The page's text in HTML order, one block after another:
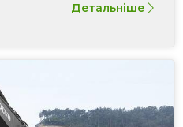
Детальніше